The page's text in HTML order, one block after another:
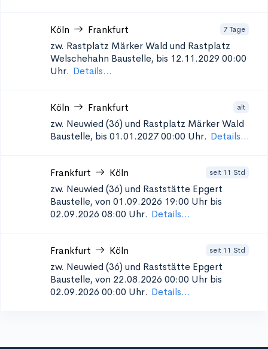
Köln Frankfurt 7 Tage
zw. Rastplatz Märker Wald und Rastplatz
Welschehahn Baustelle, bis 12.11.2029 00:00
Uhr. Details...
Köln Frankfurt alt
zw. Neuwied (36) und Rastplatz Märker Wald
Baustelle, bis 01.01.2027 00:00 Uhr. Details...
Frankfurt Köln seit 11 Std
zw. Neuwied (36) und Raststätte Epgert
Baustelle, von 01.09.2026 19:00 Uhr bis
02.09.2026 08:00 Uhr. Details...
Frankfurt Köln seit 11 Std
zw. Neuwied (36) und Raststätte Epgert
Baustelle, von 22.08.2026 00:00 Uhr bis
02.09.2026 00:00 Uhr. Details...